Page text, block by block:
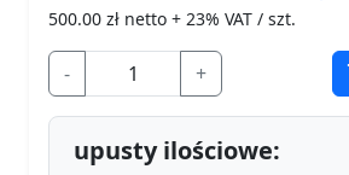
500.00 zł netto + 23% VAT / szt.
- +
upusty ilościowe: